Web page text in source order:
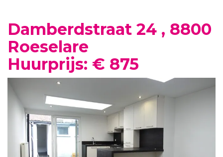
Damberdstraat 24 , 8800
Roeselare
Huurprijs: € 875